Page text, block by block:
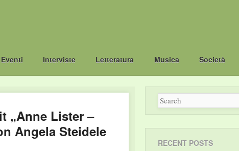
Eventi Interviste Letteratura Musica Società
„Anne Lister –
Angela Steidele
RECENT POSTS